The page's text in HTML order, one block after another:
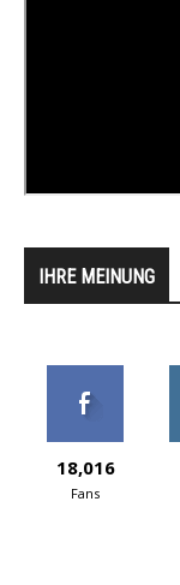
IHRE MEINUNG
18,016
Fans